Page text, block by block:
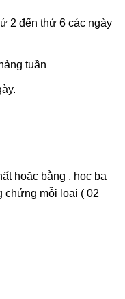
2 đến thứ 6 các ngày
tuần
hoặc bằng , học bạ
chứng mỗi loại ( 02